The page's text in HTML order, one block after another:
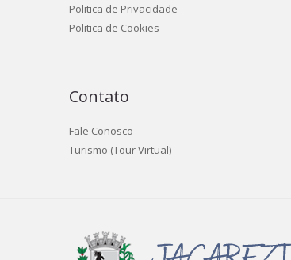
Politica de Privacidade
Politica de Cookies
Contato
Fale Conosco
Turismo (Tour Virtual)